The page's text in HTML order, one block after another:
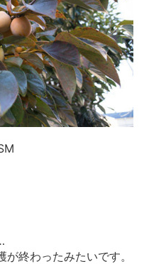
終わったみたいです。